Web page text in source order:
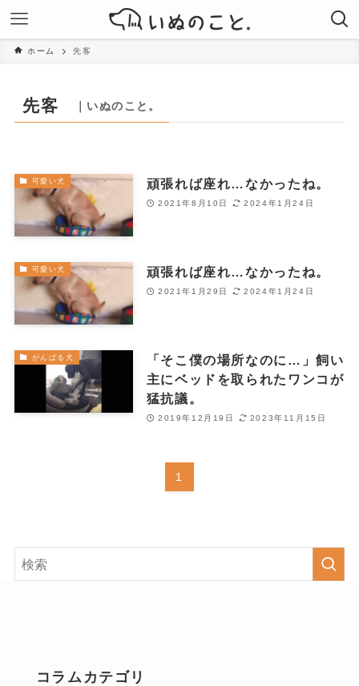
ホーム 先客
先客 ｜いぬのこと。
可愛い犬 頑張れば座れ…なかったね。
2021年8月10日 2024年1月24日
可愛い犬 頑張れば座れ…なかったね。
2021年1月29日 2024年1月24日
がんばる犬
「そこ僕の場所なのに…」飼い
主にベッドを取られたワンコが
猛抗議。
2019年12月19日 2023年11月15日
1
コラムカテゴリ